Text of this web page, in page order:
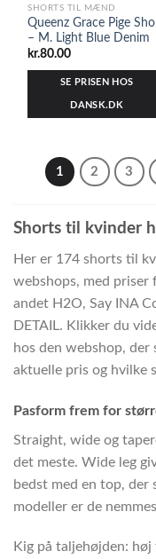
SHORTS TIL MÆND
Queenz Grace Pige
– M. Light Blue Denim
kr.80.00
SE PRISEN HOS
DANSK.DK
1 2 3
Shorts til kvinder
Her er 174 shorts til
webshops, med
andet H2O, Say INA
DETAIL. Klikker du
hos den webshop,
aktuelle pris og hvilke
Pasform frem for
Straight, wide og
det meste. Wide leg
bedst med en top, der
modeller er de
Kig på taljehøjden: